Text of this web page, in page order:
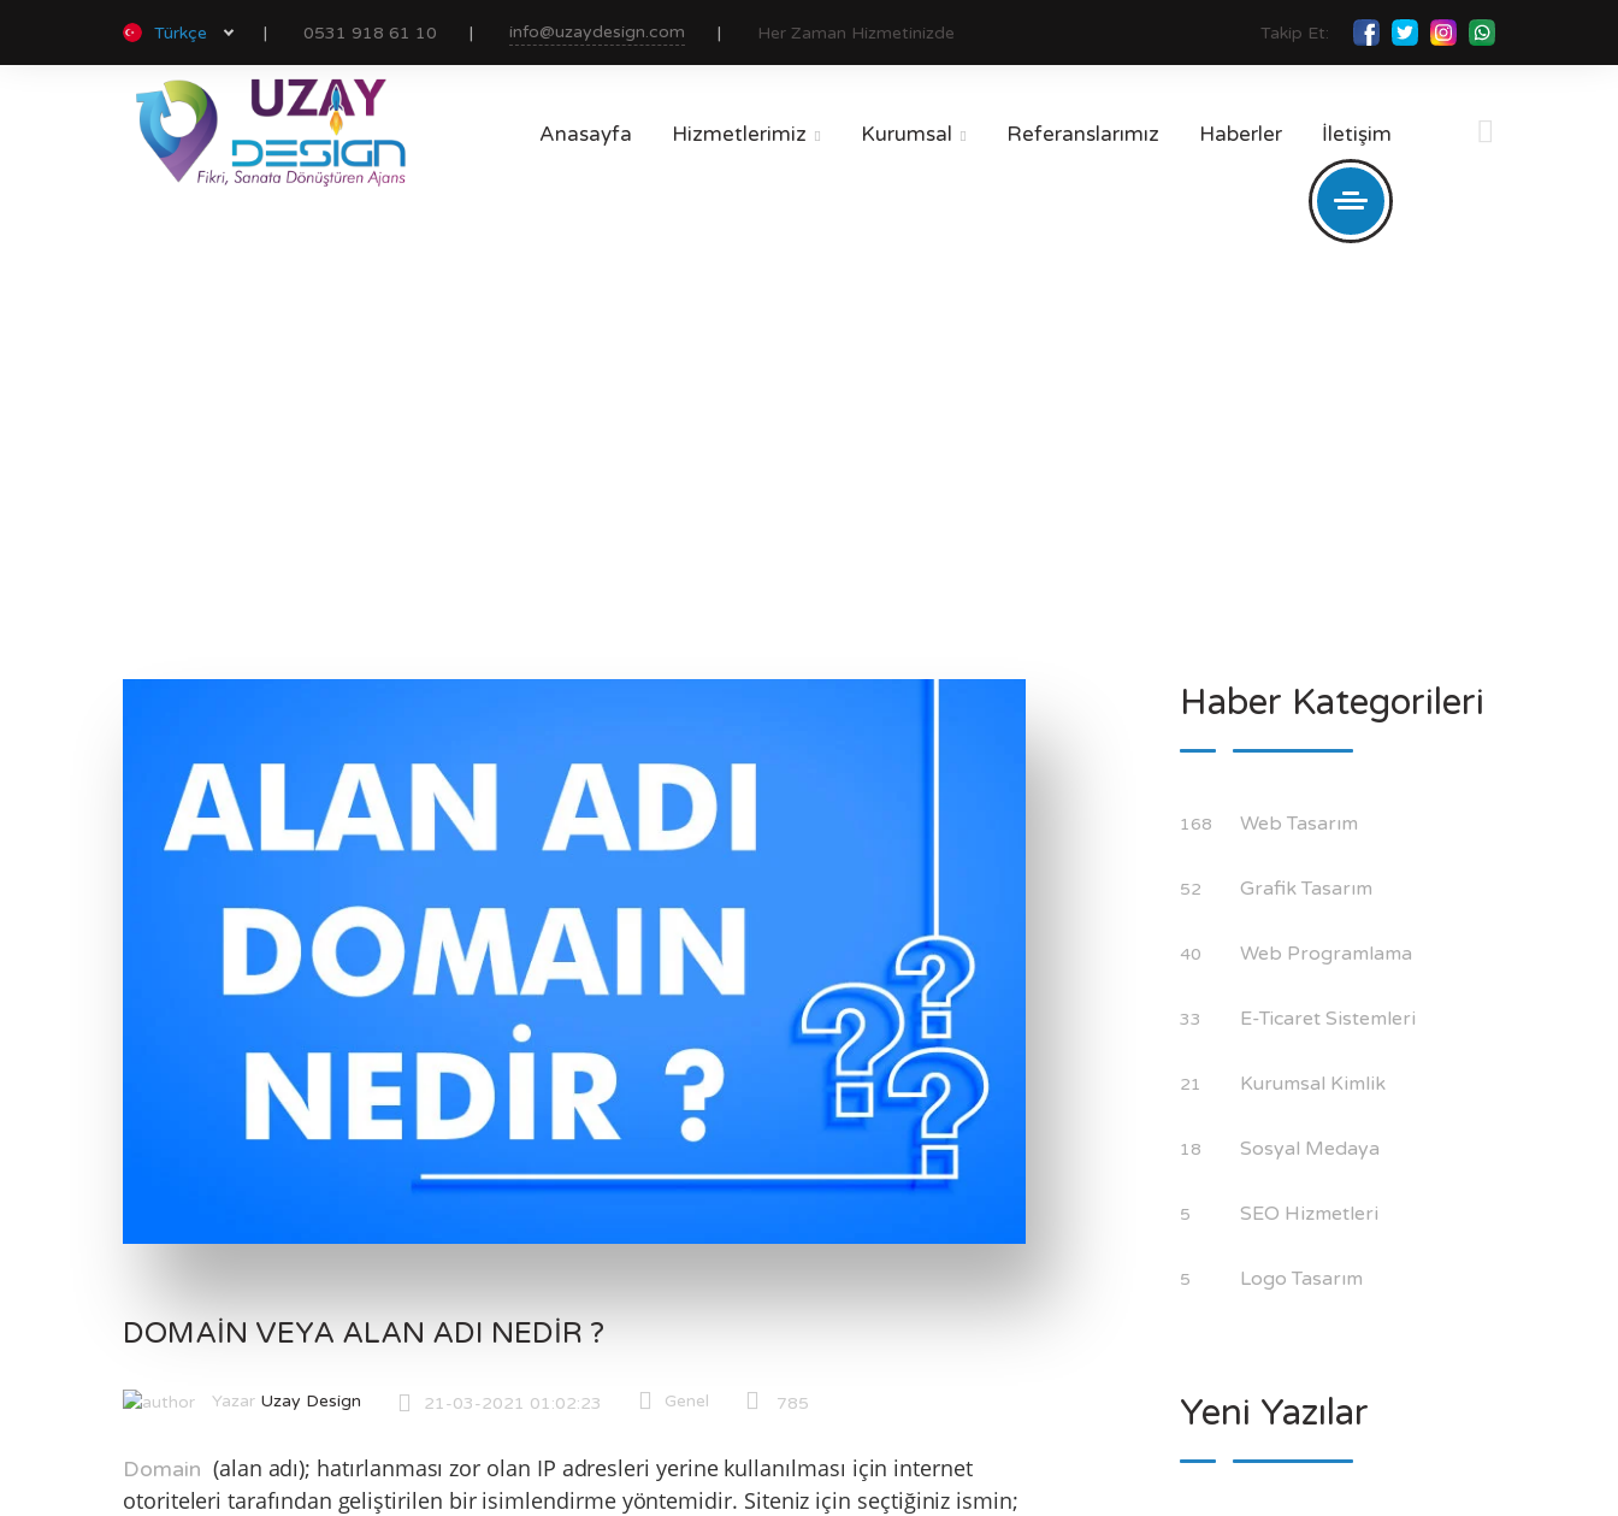
Türkçe 0531 918 61 10 info@uzaydesign.com Her Zaman Hizmetinizde Takip Et:
Anasayfa Hizmetlerimiz  Kurumsal  Referanslarımız Haberler İletişim
DOMAIN VEYA ALAN ADI NEDIR ?
Yazar Uzay Design 21-03-2021 01:02:23 Genel 785
Domain (alan adı); hatırlanması zor olan IP adresleri yerine kullanılması için internet
otoriteleri tarafından geliştirilen bir isimlendirme yöntemidir. Siteniz için seçtiğiniz ismin;
Haber Kategorileri
168 Web Tasarım
52 Grafik Tasarım
40 Web Programlama
33 E-Ticaret Sistemleri
21 Kurumsal Kimlik
18 Sosyal Medaya
5 SEO Hizmetleri
5 Logo Tasarım
Yeni Yazılar